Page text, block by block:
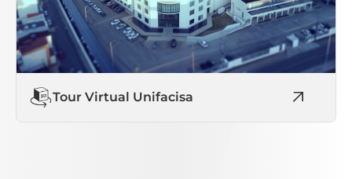
Tour Virtual Unifacisa